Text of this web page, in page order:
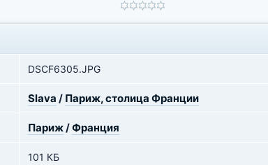
DSCF6305.JPG
Slava / Париж, столица Франции
Париж/Франция
101 КБ